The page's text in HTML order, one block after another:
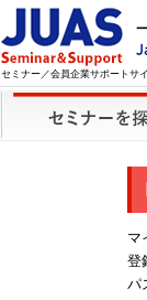
セミナー／会員企業サポートサ
マ
登
パ